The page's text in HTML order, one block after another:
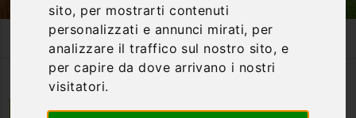
sito, per mostrarti contenuti
personalizzati e annunci mirati, per
analizzare il traffico sul nostro sito, e
per capire da dove arrivano i nostri
visitatori.
Proposte Didattiche
Gualdo di Narni | Umbria